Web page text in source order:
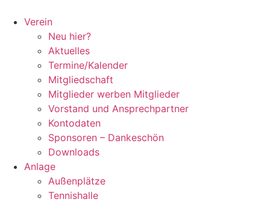
Inhalt
springen
Verein
Neu hier?
Aktuelles
Termine/Kalender
Mitgliedschaft
Mitglieder werben Mitglieder
Vorstand und Ansprechpartner
Kontodaten
Sponsoren – Dankeschön
Downloads
Anlage
Außenplätze
Tennishalle